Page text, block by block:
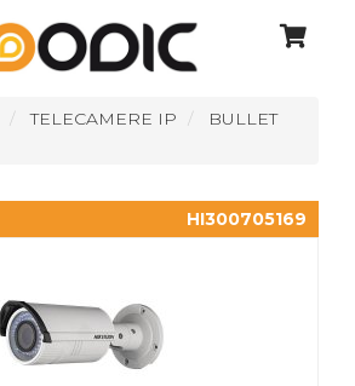
TELECAMERE IP
BULLET
HI300705169